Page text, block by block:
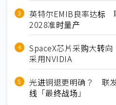
英特尔EMIB良率达标
2028准时量产
SpaceX芯片采购大转
采用NVIDIA
光进铜退更明确？ 联
线「最终战场」